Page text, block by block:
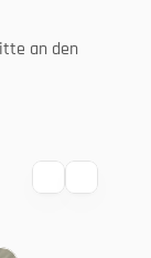
an den